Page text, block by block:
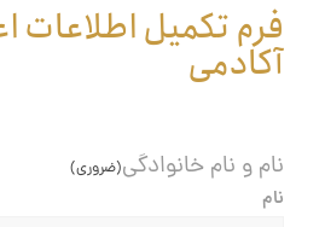
فرم تکمیل اطلاعات
آکادمی
نام و نام خانوادگی(ضروری)
نام